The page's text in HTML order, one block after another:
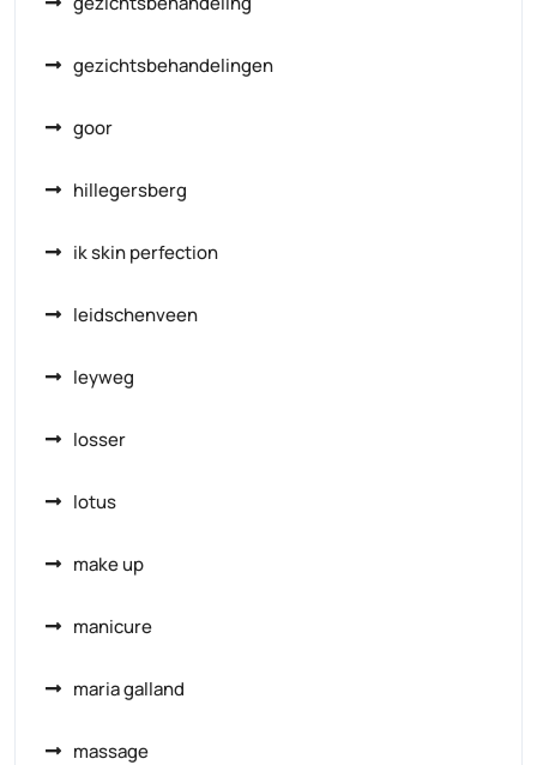
gezichtsbehandelingen
goor
hillegersberg
ik skin perfection
leidschenveen
leyweg
losser
lotus
make up
manicure
maria galland
massage